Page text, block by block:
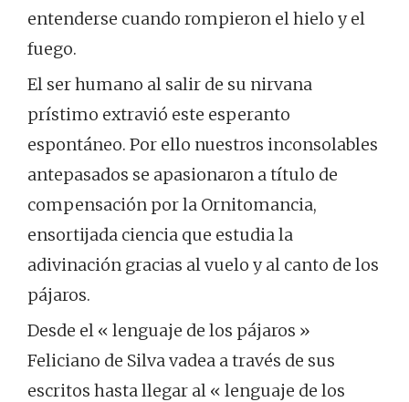
entenderse cuando rompieron el hielo y el
fuego.
El ser humano al salir de su nirvana
prístimo extravió este esperanto
espontáneo. Por ello nuestros inconsolables
antepasados se apasionaron a título de
compensación por la Ornitomancia,
ensortijada ciencia que estudia la
adivinación gracias al vuelo y al canto de los
pájaros.
Desde el « lenguaje de los pájaros »
Feliciano de Silva vadea a través de sus
escritos hasta llegar al « lenguaje de los